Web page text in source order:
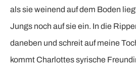
als sie weinend auf dem Boden
Jungs noch auf sie ein. In die
daneben und schreit auf meine
kommt Charlottes syrische